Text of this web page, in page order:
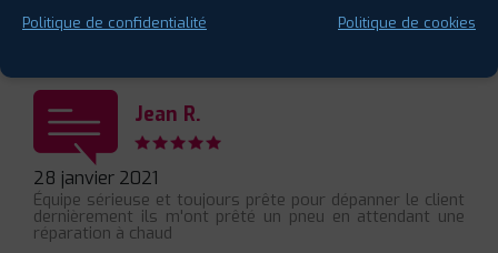
Jean R.
28 janvier 2021
Équipe sérieuse et toujours prête pour dépanner le client
dernièrement ils m'ont prêté un pneu en attendant une
réparation à chaud
Politique de confidentialité Politique de cookies